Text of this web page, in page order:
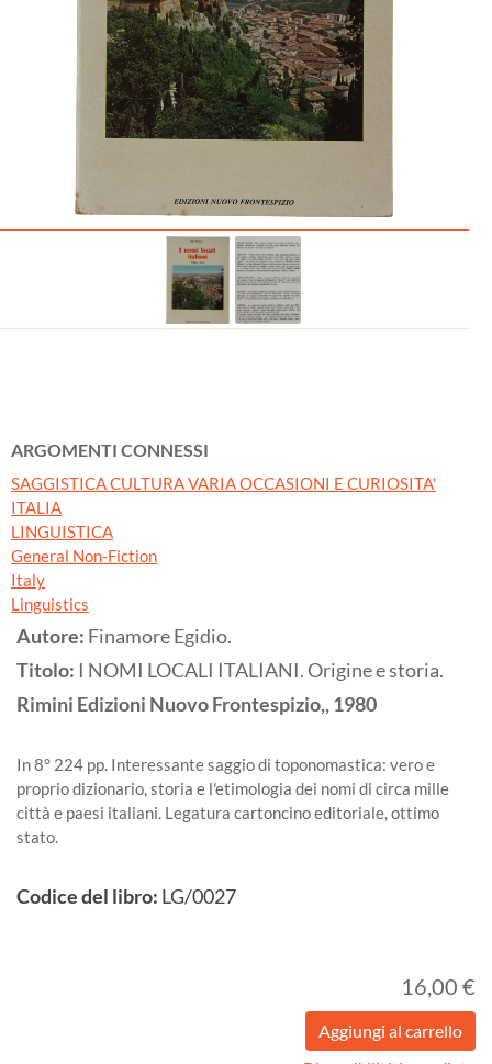
ARGOMENTI CONNESSI
SAGGISTICA CULTURA VARIA OCCASIONI E CURIOSITA'
ITALIA
LINGUISTICA
General Non-Fiction
Italy
Linguistics
Autore: Finamore Egidio.
Titolo: I NOMI LOCALI ITALIANI. Origine e storia.
Rimini Edizioni Nuovo Frontespizio,,1980
In 8° 224 pp. Interessante saggio di toponomastica: vero e
proprio dizionario, storia e l'etimologia dei nomi di circa mille
città e paesi italiani. Legatura cartoncino editoriale, ottimo
stato.
Codice del libro: LG/0027
16,00 €